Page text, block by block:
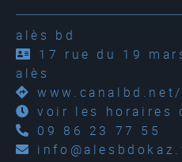
alès bd
17 rue du 19
alès
voir les horaires
09 86 23 77 55